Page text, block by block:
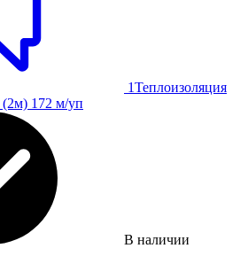
1Теплоизоляция
172 м/уп
В наличии